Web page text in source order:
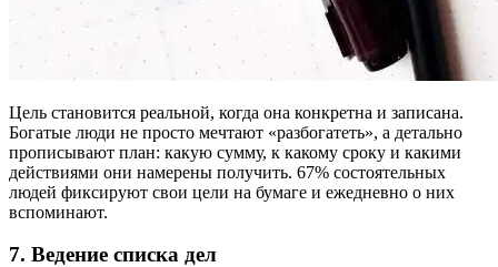
Цель становится реальной, когда она конкретна и записана.
Богатые люди не просто мечтают «разбогатеть», а детально
прописывают план: какую сумму, к какому сроку и какими
действиями они намерены получить. 67% состоятельных
людей фиксируют свои цели на бумаге и ежедневно о них
вспоминают.
7. Ведение списка дел